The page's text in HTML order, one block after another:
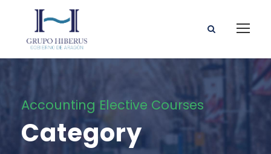
Accounting Elective Courses
Category